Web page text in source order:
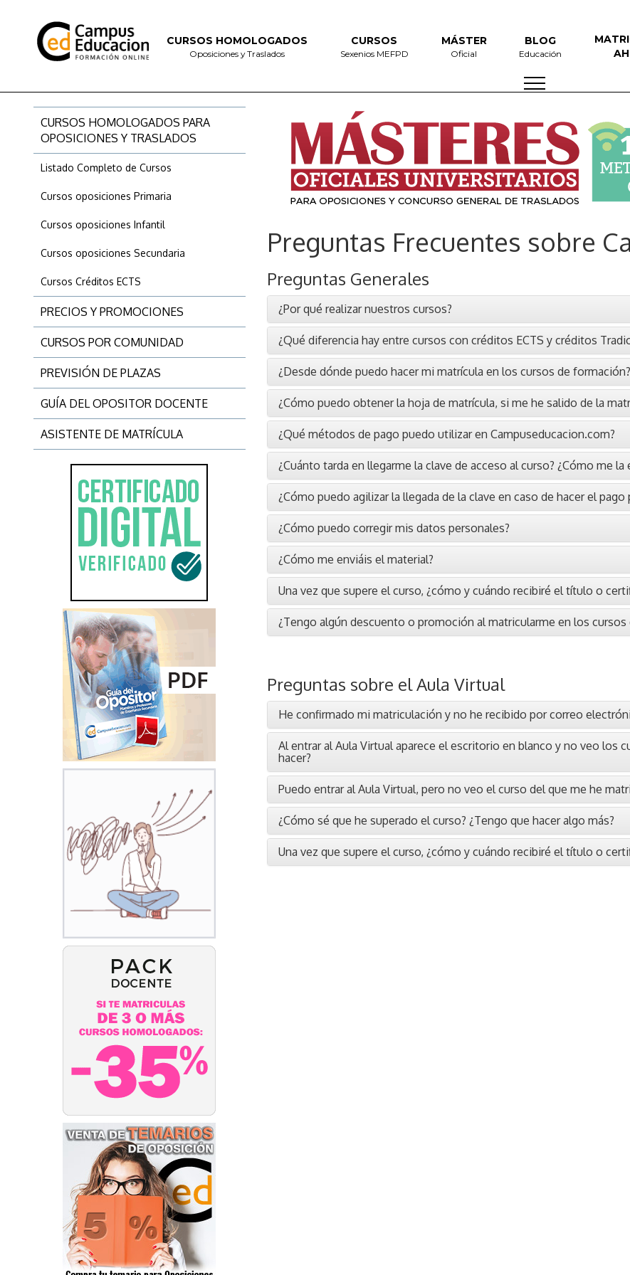
CURSOS HOMOLOGADOS
Oposiciones y Traslados
CURSOS
Sexenios MEFPD
MÁSTER
Oficial
BLOG
Educación
CURSOS HOMOLOGADOS PARA
OPOSICIONES Y TRASLADOS
Listado Completo de Cursos
Cursos oposiciones Primaria
Cursos oposiciones Infantil
Cursos oposiciones Secundaria
Cursos Créditos ECTS
PRECIOS Y PROMOCIONES
CURSOS POR COMUNIDAD
PREVISIÓN DE PLAZAS
GUÍA DEL OPOSITOR DOCENTE
ASISTENTE DE MATRÍCULA
Preguntas Frecuentes sobre
Preguntas Generales
¿Por qué realizar nuestros cursos?
¿Qué diferencia hay entre cursos con créditos ECTS y créditos
¿Desde dónde puedo hacer mi matrícula en los cursos de formación?
¿Cómo puedo obtener la hoja de matrícula, si me he salido de la
¿Qué métodos de pago puedo utilizar en Campuseducacion.com?
¿Cuánto tarda en llegarme la clave de acceso al curso? ¿Cómo me la
¿Cómo puedo agilizar la llegada de la clave en caso de hacer el pago
¿Cómo puedo corregir mis datos personales?
¿Cómo me enviáis el material?
Una vez que supere el curso, ¿cómo y cuándo recibiré el título o
¿Tengo algún descuento o promoción al matricularme en los cursos
Preguntas sobre el Aula Virtual
He confirmado mi matriculación y no he recibido por correo
Al entrar al Aula Virtual aparece el escritorio en blanco y no veo los
hacer?
Puedo entrar al Aula Virtual, pero no veo el curso del que me he
¿Cómo sé que he superado el curso? ¿Tengo que hacer algo más?
Una vez que supere el curso, ¿cómo y cuándo recibiré el título o